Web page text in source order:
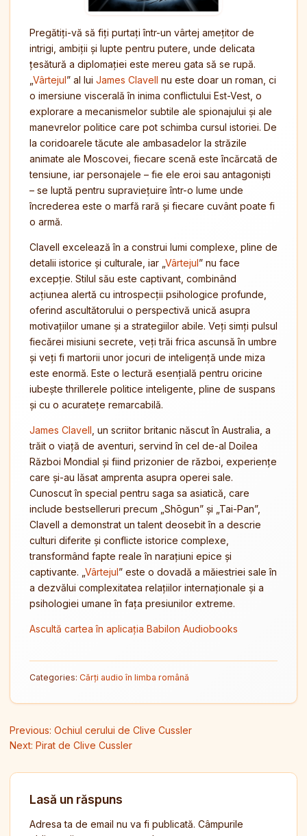
Pregătiți-vă să fiți purtați într-un vârtej amețitor de
intrigi, ambiții și lupte pentru putere, unde delicata
țesătură a diplomației este mereu gata să se rupă.
Vârtejul” al lui James Clavell nu este doar un roman, ci
o imersiune viscerală în inima conflictului Est-Vest, o
explorare a mecanismelor subtile ale spionajului și ale
manevrelor politice care pot schimba cursul istoriei. De
la coridoarele tăcute ale ambasadelor la străzile
animate ale Moscovei, fiecare scenă este încărcată de
tensiune, iar personajele – fie ele eroi sau antagoniști
– se luptă pentru supraviețuire într-o lume unde
încrederea este o marfă rară și fiecare cuvânt poate fi
o armă.
Clavell excelează în a construi lumi complexe, pline de
detalii istorice și culturale, iar „ Vârtejul” nu face
excepție. Stilul său este captivant, combinând
acțiunea alertă cu introspecții psihologice profunde,
oferind ascultătorului o perspectivă unică asupra
motivațiilor umane și a strategiilor abile. Veți simți pulsul
fiecărei misiuni secrete, veți trăi frica ascunsă în umbre
și veți fi martorii unor jocuri de inteligență unde miza
este enormă. Este o lectură esențială pentru oricine
iubește thrillerele politice inteligente, pline de suspans
și cu o acuratețe remarcabilă.
James Clavell , un scriitor britanic născut în Australia, a
trăit o viață de aventuri, servind în cel de-al Doilea
Război Mondial și fiind prizonier de război, experiențe
care și-au lăsat amprenta asupra operei sale.
Cunoscut în special pentru saga sa asiatică, care
include bestselleruri precum „Shōgun” și „Tai-Pan”,
Clavell a demonstrat un talent deosebit în a descrie
culturi diferite și conflicte istorice complexe,
transformând fapte reale în narațiuni epice și
captivante. „ Vârtejul” este o dovadă a măiestriei sale în
a dezvălui complexitatea relațiilor internaționale și a
psihologiei umane în fața presiunilor extreme.
Ascultă cartea în aplicația Babilon Audiobooks
Categories: Cărți audio în limba română
Navigare în articole
Previous: Ochiul cerului de Clive Cussler
Next: Pirat de Clive Cussler
Lasă un răspuns
Adresa ta de email nu va fi publicată. Câmpurile